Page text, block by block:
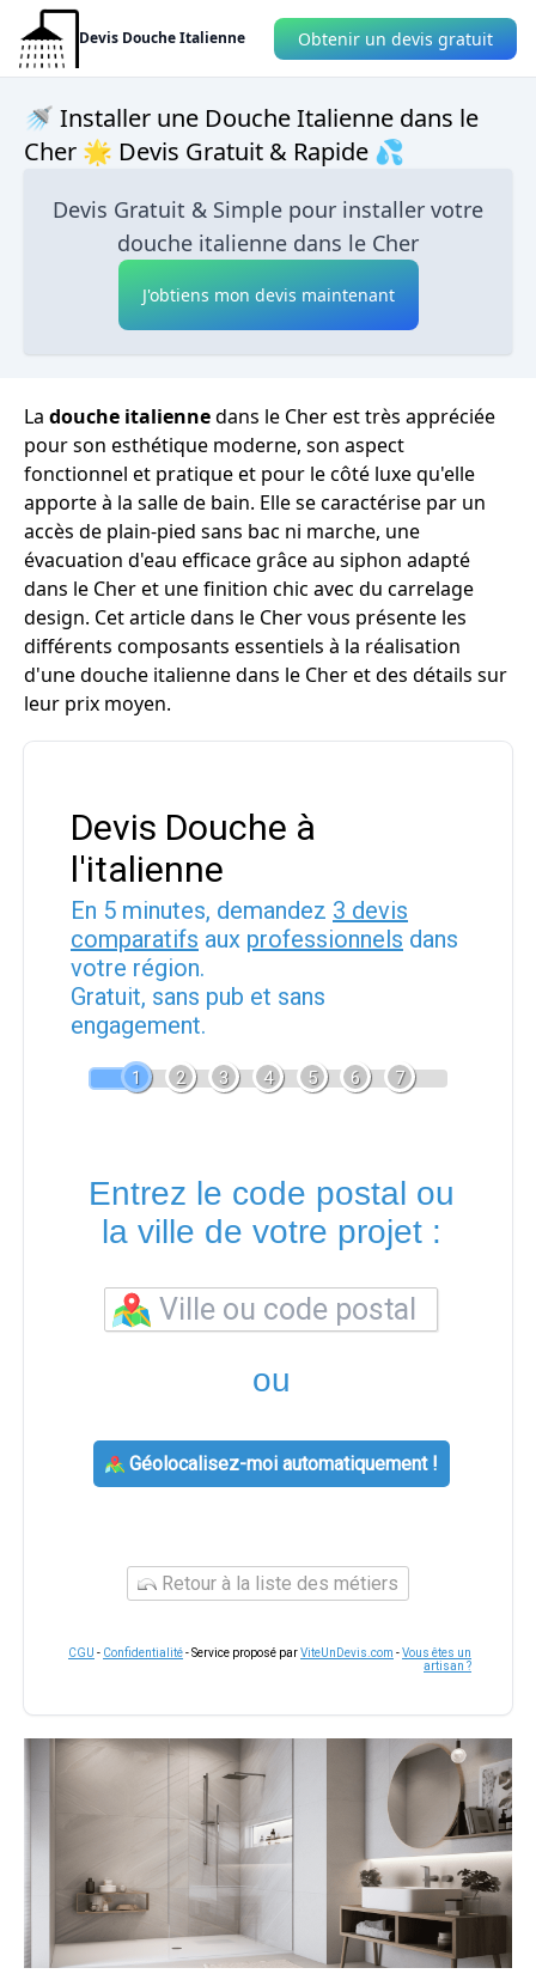
Devis Douche Italienne Obtenir un devis gratuit
🚿 Installer une Douche Italienne dans le
Cher 🌟 Devis Gratuit & Rapide 💦
Devis Gratuit & Simple pour installer votre
douche italienne dans le Cher
J'obtiens mon devis maintenant
La douche italiennedans le Cher est très appréciée
pour son esthétique moderne, son aspect
fonctionnel et pratique et pour le côté luxe qu'elle
apporte à la salle de bain. Elle se caractérise par un
accès de plain-pied sans bac ni marche, une
évacuation d'eau efficace grâce au siphon adapté
dans le Cher et une finition chic avec du carrelage
design. Cet article dans le Cher vous présente les
différents composants essentiels à la réalisation
d'une douche italienne dans le Cher et des détails sur
leur prix moyen.
Devis Douche à
l'italienne
En 5 minutes, demandez 3 devis
comparatifs aux professionnels dans
votre région.
Gratuit, sans pub et sans
engagement.
1 2 3 4 5 6 7
Entrez le code postal ou
la ville de votre projet :
ou
Géolocalisez-moi automatiquement !
Retour à la liste des métiers
CGU - Confidentialité- Service proposé parViteUnDevis.com -Vous êtes un
artisan ?